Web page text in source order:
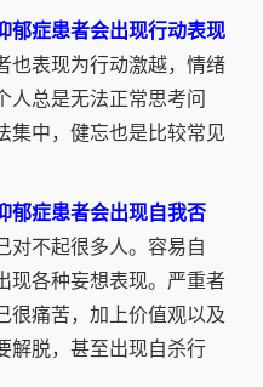
郁症患者会出现行动表现
也表现为行动激越，情绪
人总是无法正常思考问
集中，健忘也是比较常见
郁症患者会出现自我否
对不起很多人。容易自
现各种妄想表现。严重者
很痛苦，加上价值观以及
解脱，甚至出现自杀行